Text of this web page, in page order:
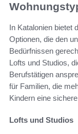
In Katalonien bietet
Optionen, die den
Bedürfnissen
Lofts und Studios,
Berufstätigen
für Familien, die
Kindern eine
Lofts und Studios